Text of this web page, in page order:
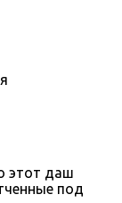
этот даш
под